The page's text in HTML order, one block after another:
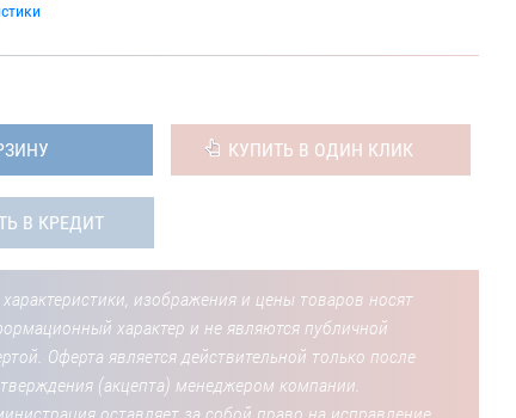
КУПИТЬ В ОДИН КЛИК
В КРЕДИТ
характеристики, изображения и цены товаров носят
характер и не являются публичной
Оферта является действительной только после
(акцепта) менеджером компании.